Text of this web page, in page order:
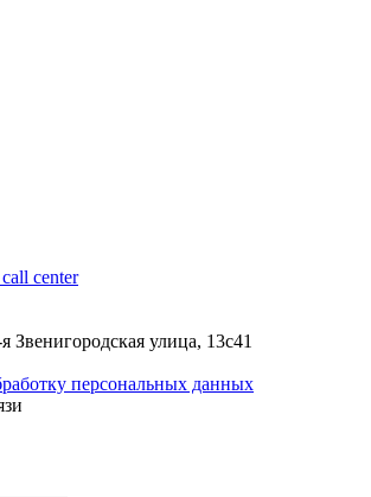
call center
Звенигородская улица, 13с41
персональных данных